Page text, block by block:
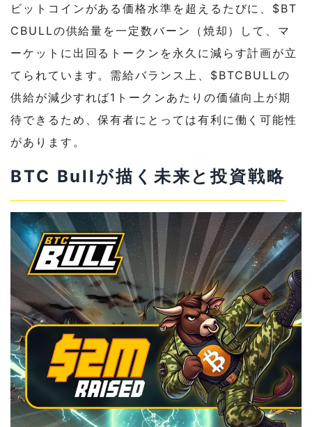
ビットコインがある価格水準を超えるたびに、$BT
CBULLの供給量を一定数バーン（焼却）して、マ
ーケットに出回るトークンを永久に減らす計画が立
てられています。需給バランス上、$BTCBULLの
供給が減少すれば1トークンあたりの価値向上が期
待できるため、保有者にとっては有利に働く可能性
があります。
BTC Bullが描く未来と投資戦略